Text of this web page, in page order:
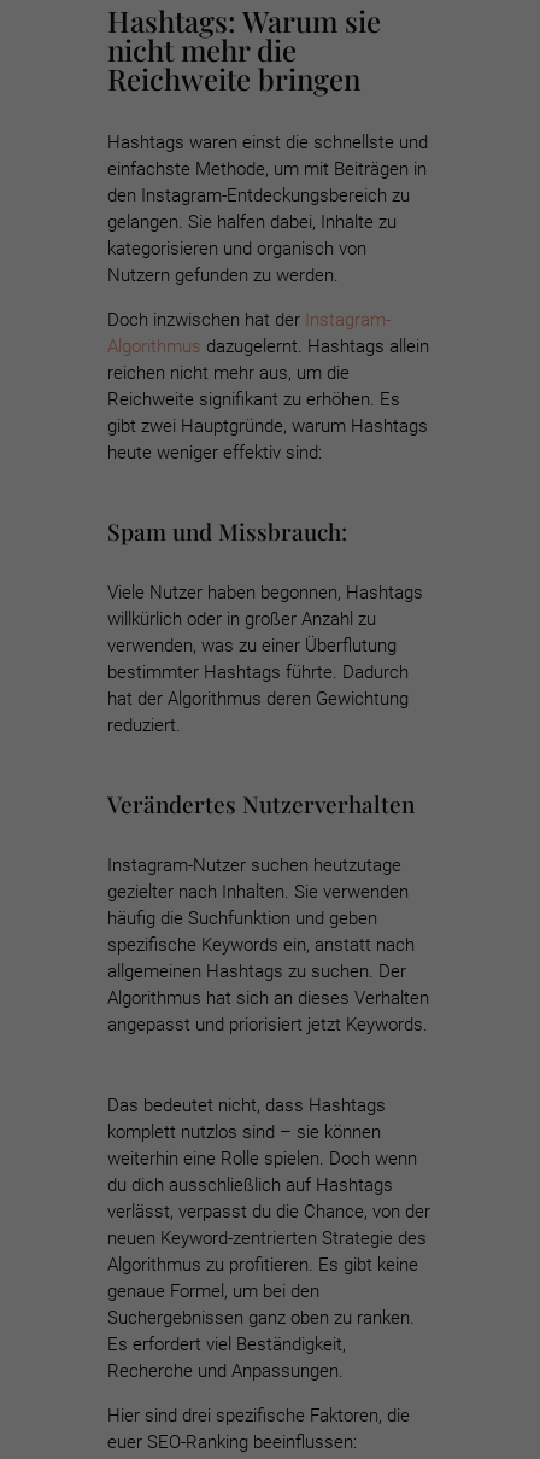
Hashtags: Warum sie
nicht mehr die
Reichweite bringen
Hashtags waren einst die schnellste und
einfachste Methode, um mit Beiträgen in
den Instagram-Entdeckungsbereich zu
gelangen. Sie halfen dabei, Inhalte zu
kategorisieren und organisch von
Nutzern gefunden zu werden.
Doch inzwischen hat der Instagram-
Algorithmus dazugelernt. Hashtags allein
reichen nicht mehr aus, um die
Reichweite signifikant zu erhöhen. Es
gibt zwei Hauptgründe, warum Hashtags
heute weniger effektiv sind:
Spam und Missbrauch:
Viele Nutzer haben begonnen, Hashtags
willkürlich oder in großer Anzahl zu
verwenden, was zu einer Überflutung
bestimmter Hashtags führte. Dadurch
hat der Algorithmus deren Gewichtung
reduziert.
Verändertes Nutzerverhalten
Instagram-Nutzer suchen heutzutage
gezielter nach Inhalten. Sie verwenden
häufig die Suchfunktion und geben
spezifische Keywords ein, anstatt nach
allgemeinen Hashtags zu suchen. Der
Algorithmus hat sich an dieses Verhalten
angepasst und priorisiert jetzt Keywords.
Das bedeutet nicht, dass Hashtags
komplett nutzlos sind – sie können
weiterhin eine Rolle spielen. Doch wenn
du dich ausschließlich auf Hashtags
verlässt, verpasst du die Chance, von der
neuen Keyword-zentrierten Strategie des
Algorithmus zu profitieren. Es gibt keine
genaue Formel, um bei den
Suchergebnissen ganz oben zu ranken.
Es erfordert viel Beständigkeit,
Recherche und Anpassungen.
Hier sind drei spezifische Faktoren, die
euer SEO-Ranking beeinflussen: